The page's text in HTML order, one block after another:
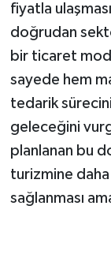
fiyatla
doğrudan
bir ticaret
sayede hem
tedarik
geleceğini
planlanan bu
turizmine
sağlanması